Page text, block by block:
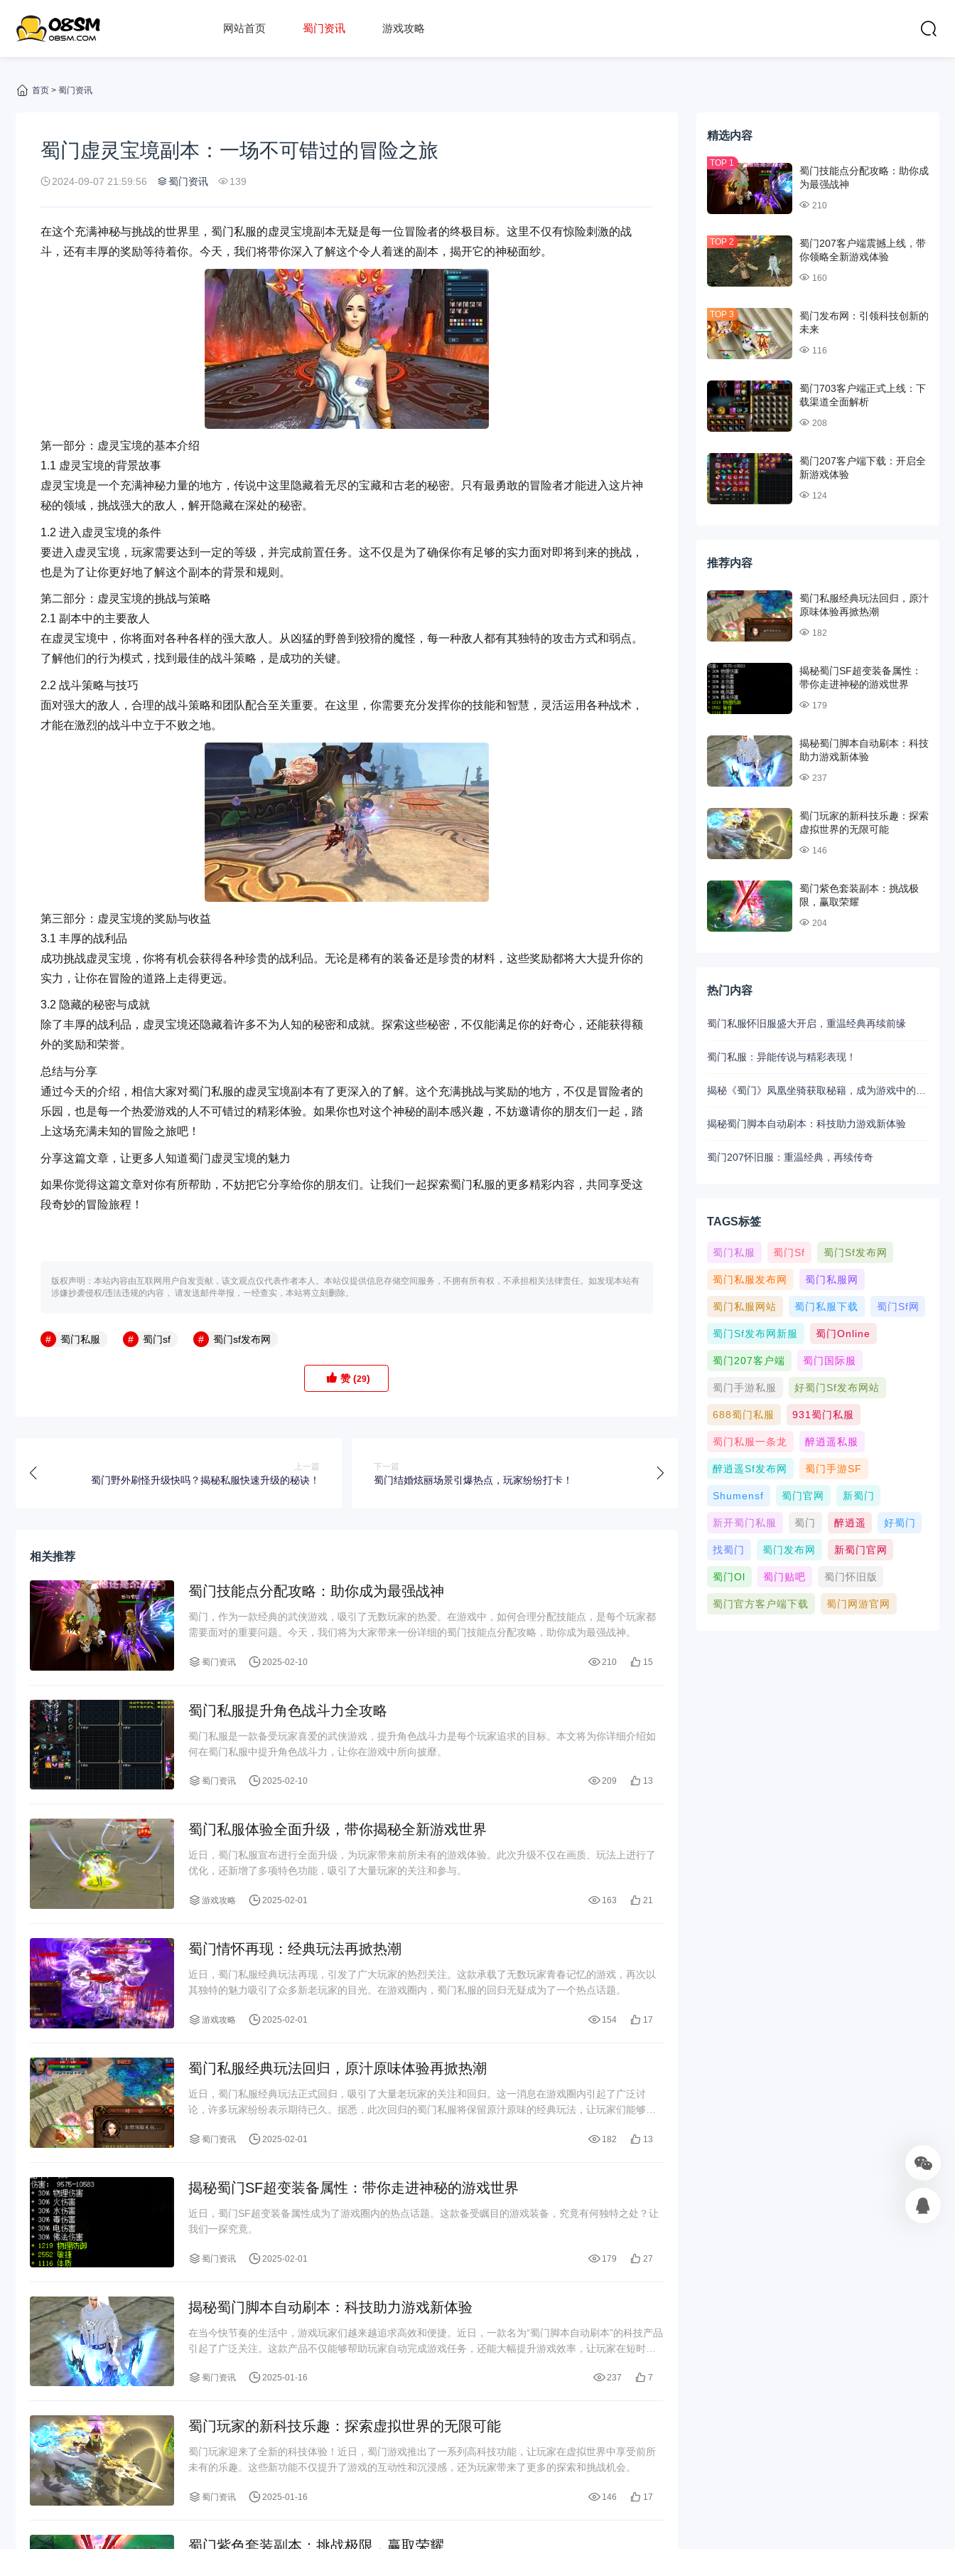
网站首页 蜀门资讯 游戏攻略
首页 > 蜀门资讯
蜀门虚灵宝境副本：一场不可错过的冒险之旅
2024-09-07 21:59:56 蜀门资讯 139
在这个充满神秘与挑战的世界里，蜀门私服的虚灵宝境副本无疑是每一位冒险者的终极目标。这里不仅有惊险刺激的战
斗，还有丰厚的奖励等待着你。今天，我们将带你深入了解这个令人着迷的副本，揭开它的神秘面纱。
第一部分：虚灵宝境的基本介绍
1.1 虚灵宝境的背景故事
虚灵宝境是一个充满神秘力量的地方，传说中这里隐藏着无尽的宝藏和古老的秘密。只有最勇敢的冒险者才能进入这片神
秘的领域，挑战强大的敌人，解开隐藏在深处的秘密。
1.2 进入虚灵宝境的条件
要进入虚灵宝境，玩家需要达到一定的等级，并完成前置任务。这不仅是为了确保你有足够的实力面对即将到来的挑战，
也是为了让你更好地了解这个副本的背景和规则。
第二部分：虚灵宝境的挑战与策略
2.1 副本中的主要敌人
在虚灵宝境中，你将面对各种各样的强大敌人。从凶猛的野兽到狡猾的魔怪，每一种敌人都有其独特的攻击方式和弱点。
了解他们的行为模式，找到最佳的战斗策略，是成功的关键。
2.2 战斗策略与技巧
面对强大的敌人，合理的战斗策略和团队配合至关重要。在这里，你需要充分发挥你的技能和智慧，灵活运用各种战术，
才能在激烈的战斗中立于不败之地。
第三部分：虚灵宝境的奖励与收益
3.1 丰厚的战利品
成功挑战虚灵宝境，你将有机会获得各种珍贵的战利品。无论是稀有的装备还是珍贵的材料，这些奖励都将大大提升你的
实力，让你在冒险的道路上走得更远。
3.2 隐藏的秘密与成就
除了丰厚的战利品，虚灵宝境还隐藏着许多不为人知的秘密和成就。探索这些秘密，不仅能满足你的好奇心，还能获得额
外的奖励和荣誉。
总结与分享
通过今天的介绍，相信大家对蜀门私服的虚灵宝境副本有了更深入的了解。这个充满挑战与奖励的地方，不仅是冒险者的
乐园，也是每一个热爱游戏的人不可错过的精彩体验。如果你也对这个神秘的副本感兴趣，不妨邀请你的朋友们一起，踏
上这场充满未知的冒险之旅吧！
分享这篇文章，让更多人知道蜀门虚灵宝境的魅力
如果你觉得这篇文章对你有所帮助，不妨把它分享给你的朋友们。让我们一起探索蜀门私服的更多精彩内容，共同享受这
段奇妙的冒险旅程！
版权声明：本站内容由互联网用户自发贡献，该文观点仅代表作者本人。本站仅提供信息存储空间服务，不拥有所有权，不承担相关法律责任。如发现本站有
涉嫌抄袭侵权/违法违规的内容， 请发送邮件举报，一经查实，本站将立刻删除。
蜀门私服 蜀门sf 蜀门sf发布网
赞 (29)
上一篇
蜀门野外刷怪升级快吗？揭秘私服快速升级的秘诀！
下一篇
蜀门结婚炫丽场景引爆热点，玩家纷纷打卡！
相关推荐
蜀门技能点分配攻略：助你成为最强战神
蜀门，作为一款经典的武侠游戏，吸引了无数玩家的热爱。在游戏中，如何合理分配技能点，是每个玩家都
需要面对的重要问题。今天，我们将为大家带来一份详细的蜀门技能点分配攻略，助你成为最强战神。
蜀门资讯 2025-02-10 210 15
蜀门私服提升角色战斗力全攻略
蜀门私服是一款备受玩家喜爱的武侠游戏，提升角色战斗力是每个玩家追求的目标。本文将为你详细介绍如
何在蜀门私服中提升角色战斗力，让你在游戏中所向披靡。
蜀门资讯 2025-02-10 209 13
蜀门私服体验全面升级，带你揭秘全新游戏世界
近日，蜀门私服宣布进行全面升级，为玩家带来前所未有的游戏体验。此次升级不仅在画质、玩法上进行了
优化，还新增了多项特色功能，吸引了大量玩家的关注和参与。
游戏攻略 2025-02-01 163 21
蜀门情怀再现：经典玩法再掀热潮
近日，蜀门私服经典玩法再现，引发了广大玩家的热烈关注。这款承载了无数玩家青春记忆的游戏，再次以
其独特的魅力吸引了众多新老玩家的目光。在游戏圈内，蜀门私服的回归无疑成为了一个热点话题。
游戏攻略 2025-02-01 154 17
蜀门私服经典玩法回归，原汁原味体验再掀热潮
近日，蜀门私服经典玩法正式回归，吸引了大量老玩家的关注和回归。这一消息在游戏圈内引起了广泛讨
论，许多玩家纷纷表示期待已久。据悉，此次回归的蜀门私服将保留原汁原味的经典玩法，让玩家们能够重
蜀门资讯 2025-02-01 182 13
揭秘蜀门SF超变装备属性：带你走进神秘的游戏世界
近日，蜀门SF超变装备属性成为了游戏圈内的热点话题。这款备受瞩目的游戏装备，究竟有何独特之处？让
我们一探究竟。
蜀门资讯 2025-02-01 179 27
揭秘蜀门脚本自动刷本：科技助力游戏新体验
在当今快节奏的生活中，游戏玩家们越来越追求高效和便捷。近日，一款名为“蜀门脚本自动刷本”的科技产品
引起了广泛关注。这款产品不仅能够帮助玩家自动完成游戏任务，还能大幅提升游戏效率，让玩家在短时间
蜀门资讯 2025-01-16 237 7
蜀门玩家的新科技乐趣：探索虚拟世界的无限可能
蜀门玩家迎来了全新的科技体验！近日，蜀门游戏推出了一系列高科技功能，让玩家在虚拟世界中享受前所
未有的乐趣。这些新功能不仅提升了游戏的互动性和沉浸感，还为玩家带来了更多的探索和挑战机会。
蜀门资讯 2025-01-16 146 17
蜀门紫色套装副本：挑战极限，赢取荣耀
精选内容
蜀门技能点分配攻略：助你成
为最强战神
210
蜀门207客户端震撼上线，带
你领略全新游戏体验
160
蜀门发布网：引领科技创新的
未来
116
蜀门703客户端正式上线：下
载渠道全面解析
208
蜀门207客户端下载：开启全
新游戏体验
124
推荐内容
蜀门私服经典玩法回归，原汁
原味体验再掀热潮
182
揭秘蜀门SF超变装备属性：
带你走进神秘的游戏世界
179
揭秘蜀门脚本自动刷本：科技
助力游戏新体验
237
蜀门玩家的新科技乐趣：探索
虚拟世界的无限可能
146
蜀门紫色套装副本：挑战极
限，赢取荣耀
204
热门内容
蜀门私服怀旧服盛大开启，重温经典再续前缘
蜀门私服：异能传说与精彩表现！
揭秘蜀门脚本自动刷本：科技助力游戏新体验
蜀门207怀旧服：重温经典，再续传奇
TAGS标签
蜀门私服 蜀门sf 蜀门sf发布网
蜀门私服发布网 蜀门私服网
蜀门私服网站 蜀门私服下载 蜀门sf网
蜀门sf发布网新服 蜀门online
蜀门207客户端 蜀门国际服
蜀门手游私服 好蜀门sf发布网站
688蜀门私服 931蜀门私服
蜀门私服一条龙 醉逍遥私服
醉逍遥sf发布网 蜀门手游SF
Shumensf 蜀门官网 新蜀门
新开蜀门私服 蜀门 醉逍遥 好蜀门
找蜀门 蜀门发布网 新蜀门官网
蜀门ol 蜀门贴吧 蜀门怀旧版
蜀门官方客户端下载 蜀门网游官网